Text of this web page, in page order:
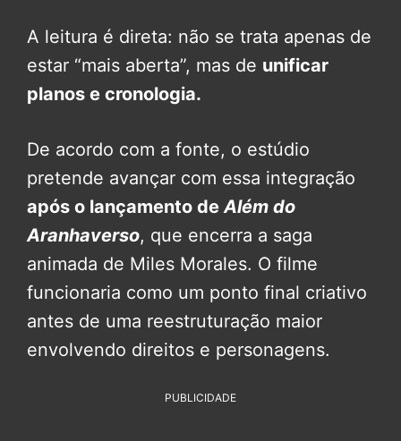
A leitura é direta: não se trata apenas de
estar “mais aberta”, mas de unificar
planos e cronologia.
De acordo com a fonte, o estúdio
pretende avançar com essa integração
após o lançamento deAlém do
Aranhaverso, que encerra a saga
animada de Miles Morales. O filme
funcionaria como um ponto final criativo
antes de uma reestruturação maior
envolvendo direitos e personagens.
PUBLICIDADE